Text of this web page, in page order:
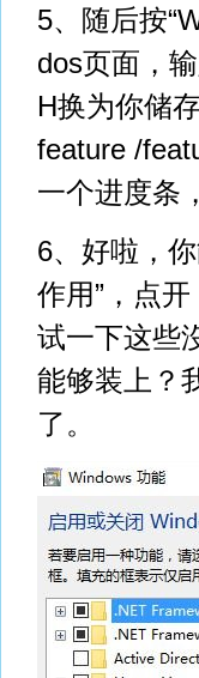
5、随后按
dos页面，
H换为你储
feature /
一个进度条
6、好啦，
作用”，点
试一下这些
能够装上？
了。